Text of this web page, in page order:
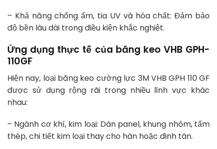
– Khả năng chống ẩm, tia UV và hóa chất: Đảm bảo
độ bền lâu dài trong điều kiện khắc nghiệt.
Ứng dụng thực tế của băng keo VHB GPH-
110GF
Hiện nay, loại băng keo cường lực 3M VHB GPH 110 GF
được sử dụng rộng rãi trong nhiều lĩnh vực khác
nhau:
– Ngành cơ khí, kim loại: Dán panel, khung nhôm, tấm
thép, chi tiết kim loại thay cho hàn hoặc đinh tán.